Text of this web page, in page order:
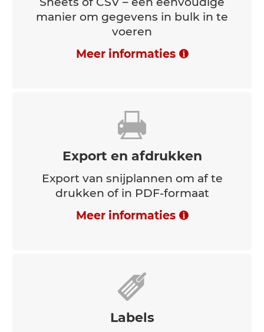
manier om gegevens in bulk in te
voeren
Meer informaties
Export en afdrukken
Export van snijplannen om af te
drukken of in PDF-formaat
Meer informaties
Labels